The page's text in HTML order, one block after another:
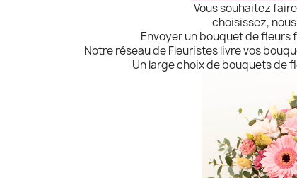
Vous souhaitez
choisissez,
Envoyer un bouquet de
Notre réseau de Fleuristes livre vos
Un large choix de bouquets de